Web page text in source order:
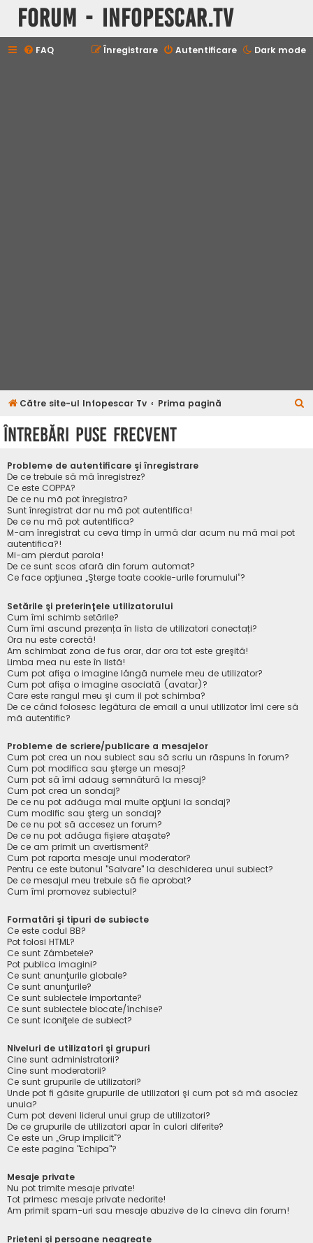
Forum - InfoPescar.Tv
Dark mode
FAQ Autentificare
Înregistrare
Către site-ul Infopescar Tv Prima pagină
Întrebări puse frecvent
Probleme de autentificare şi înregistrare
De ce trebuie să mă înregistrez?
Ce este COPPA?
De ce nu mă pot înregistra?
Sunt înregistrat dar nu mă pot autentifica!
De ce nu mă pot autentifica?
M-am înregistrat cu ceva timp în urmă dar acum nu mă mai pot
autentifica?!
Mi-am pierdut parola!
De ce sunt scos afară din forum automat?
Ce face opţiunea „Şterge toate cookie-urile forumului”?
Setările şi preferinţele utilizatorului
Cum îmi schimb setările?
Cum îmi ascund prezența în lista de utilizatori conectați?
Ora nu este corectă!
Am schimbat zona de fus orar, dar ora tot este greşită!
Limba mea nu este în listă!
Cum pot afişa o imagine lângă numele meu de utilizator?
Cum pot afișa o imagine asociată (avatar)?
Care este rangul meu şi cum il pot schimba?
De ce când folosesc legătura de email a unui utilizator îmi cere să
mă autentific?
Probleme de scriere/publicare a mesajelor
Cum pot crea un nou subiect sau să scriu un răspuns în forum?
Cum pot modifica sau şterge un mesaj?
Cum pot să îmi adaug semnătură la mesaj?
Cum pot crea un sondaj?
De ce nu pot adăuga mai multe opţiuni la sondaj?
Cum modific sau şterg un sondaj?
De ce nu pot să accesez un forum?
De ce nu pot adăuga fişiere ataşate?
De ce am primit un avertisment?
Cum pot raporta mesaje unui moderator?
Pentru ce este butonul "Salvare" la deschiderea unui subiect?
De ce mesajul meu trebuie să fie aprobat?
Cum îmi promovez subiectul?
Formatări şi tipuri de subiecte
Ce este codul BB?
Pot folosi HTML?
Ce sunt Zâmbetele?
Pot publica imagini?
Ce sunt anunţurile globale?
Ce sunt anunţurile?
Ce sunt subiectele importante?
Ce sunt subiectele blocate/închise?
Ce sunt iconiţele de subiect?
Niveluri de utilizatori şi grupuri
Cine sunt administratorii?
Cine sunt moderatorii?
Ce sunt grupurile de utilizatori?
Unde pot fi găsite grupurile de utilizatori şi cum pot să mă asociez
unuia?
Cum pot deveni liderul unui grup de utilizatori?
De ce grupurile de utilizatori apar în culori diferite?
Ce este un „Grup implicit”?
Ce este pagina "Echipa"?
Mesaje private
Nu pot trimite mesaje private!
Tot primesc mesaje private nedorite!
Am primit spam-uri sau mesaje abuzive de la cineva din forum!
Prieteni şi persoane neagreate